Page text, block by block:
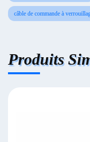
câble de commande à
Produits